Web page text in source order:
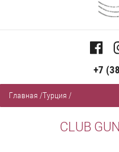
+7
Главная /Турция /
CLUB